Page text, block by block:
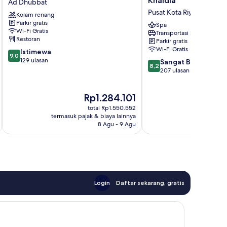
Wezarat
Ad
Dhubbat
Kolam renang
Parkir gratis
Wi-Fi Gratis
Restoran
9.0
dari
9,0 Istimewa
129 ulasan
Harga
sekarang
Rp1.284.101
Rp1.284.101
total Rp1.550.552
termasuk pajak & biaya lainnya
8 Agu - 9 Agu
Sheraton
Riyadh
Khaldia
Pusat
Kota
Riyadh
Pusat Kota Riyadh
Spa
Transportasi bandara
Parkir gratis
Wi-Fi Gratis
8.2
dari
8,2 Sangat Baik
207 ulasan
Login Daftar sekarang, gratis